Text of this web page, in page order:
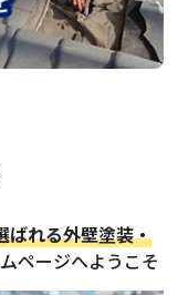
ばれる外壁塗装・
ページへようこそ